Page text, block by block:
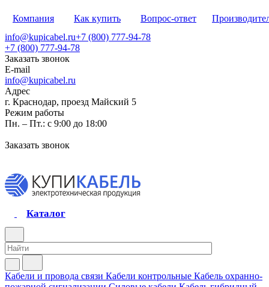
Компания Как купить Вопрос-ответ
info@kupicabel.ru+7 (800) 777-94-78
+7 (800) 777-94-78
Заказать звонок
E-mail
info@kupicabel.ru
Адрес
г. Краснодар, проезд Майский 5
Режим работы
Пн. – Пт.: с 9:00 до 18:00
Заказать звонок
Каталог
Кабели и провода связи Кабели контрольные Кабель охранно-